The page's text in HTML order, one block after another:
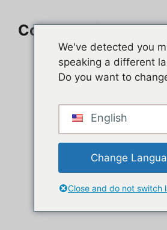
contenuComment jouer sur
We've detected you
speaking a different
Do you want to
English
Change
Close and do not switch